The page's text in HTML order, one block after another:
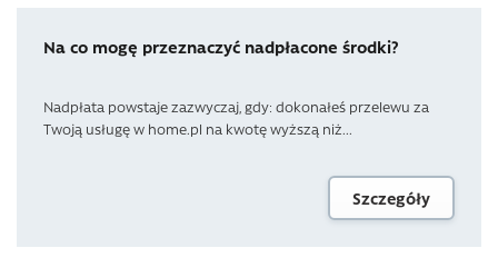
Na co mogę przeznaczyć nadpłacone środki?
Nadpłata powstaje zazwyczaj, gdy: dokonałeś przelewu za
Twoją usługę w home.pl na kwotę wyższą niż...
Szczegóły